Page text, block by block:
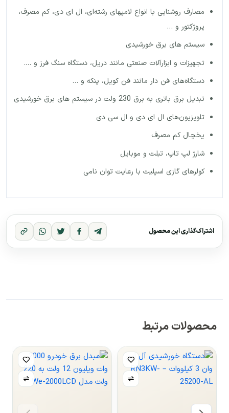
مصارف روشنایی با انواع لامپهای رشته‌ای، ال ای دی، کم مصرف،
پروژکتور و …
سیستم های برق خورشیدی
تجهیزات و ابزارآلات صنعتی مانند دریل، دستگاه سنگ فرز و ….
دستگاه‌های فن دار مانند فن کویل، پنکه و …
تبدیل برق باتری به برق 230 ولت در سیستم های برق خورشیدی
تلویزیون‌های ال ای دی و ال سی دی
یخچال کم مصرف
شارژ لپ تاپ، تبلت و موبایل
کولرهای گازی اسپلیت با رعایت توان نامی
اشتراک‌گذاری این محصول
محصولات مرتبط